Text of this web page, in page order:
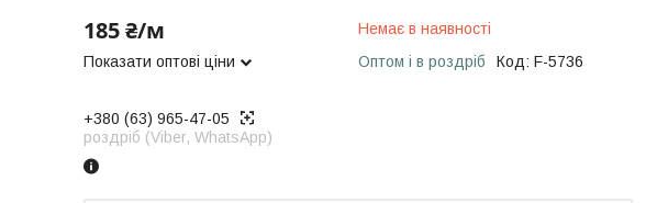
185 ₴/м
Показати оптові ціни
Немає в наявності
Оптом і в роздріб
Код: F-5736
+380 (63) 965-47-05
роздріб (Viber, WhatsApp)